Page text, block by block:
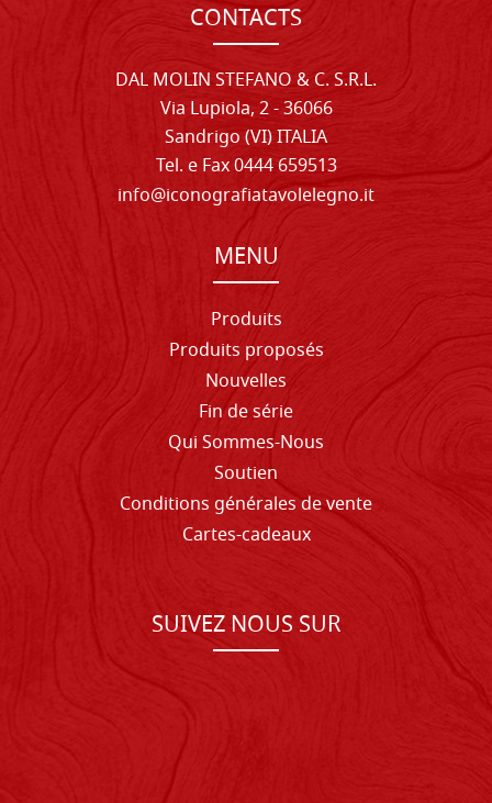
CONTACTS
DAL MOLIN STEFANO & C. S.R.L.
Via Lupiola, 2 - 36066
Sandrigo (VI) ITALIA
Tel. e Fax 0444 659513
info@iconografiatavolelegno.it
MENU
Produits
Produits proposés
Nouvelles
Fin de série
Qui Sommes-Nous
Soutien
Conditions générales de vente
Cartes-cadeaux
SUIVEZ NOUS SUR